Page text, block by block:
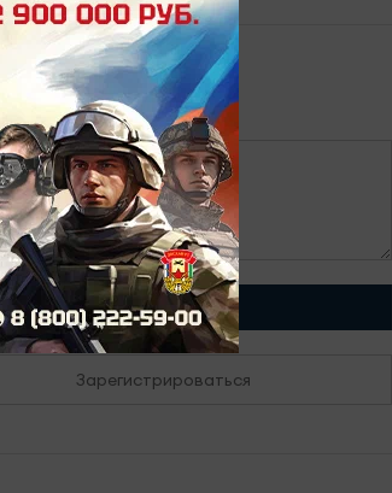
Зарегистрироваться